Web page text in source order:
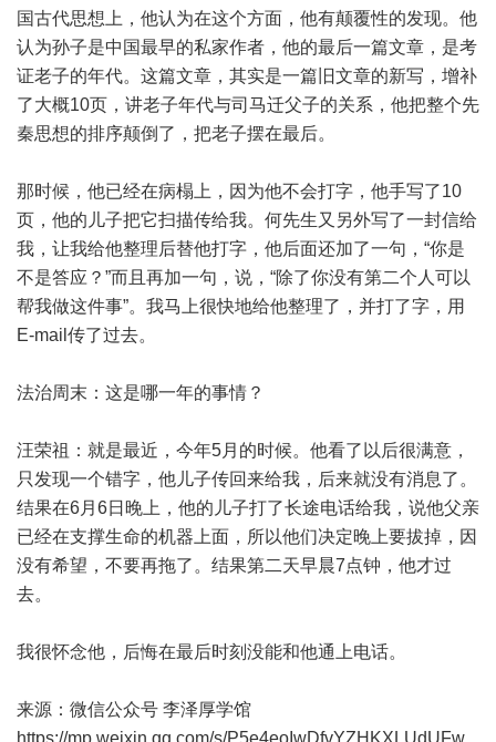
国古代思想上，他认为在这个方面，他有颠覆性的发现。他
认为孙子是中国最早的私家作者，他的最后一篇文章，是考
证老子的年代。这篇文章，其实是一篇旧文章的新写，增补
了大概10页，讲老子年代与司马迁父子的关系，他把整个先
秦思想的排序颠倒了，把老子摆在最后。
那时候，他已经在病榻上，因为他不会打字，他手写了10
页，他的儿子把它扫描传给我。何先生又另外写了一封信给
我，让我给他整理后替他打字，他后面还加了一句，“你是
不是答应？”而且再加一句，说，“除了你没有第二个人可以
帮我做这件事”。我马上很快地给他整理了，并打了字，用
E-mail传了过去。
法治周末：这是哪一年的事情？
汪荣祖：就是最近，今年5月的时候。他看了以后很满意，
只发现一个错字，他儿子传回来给我，后来就没有消息了。
结果在6月6日晚上，他的儿子打了长途电话给我，说他父亲
已经在支撑生命的机器上面，所以他们决定晚上要拔掉，因
没有希望，不要再拖了。结果第二天早晨7点钟，他才过
去。
我很怀念他，后悔在最后时刻没能和他通上电话。
来源：微信公众号 李泽厚学馆
https://mp.weixin.qq.com/s/P5e4eoIwDfvYZHKXLUdUFw